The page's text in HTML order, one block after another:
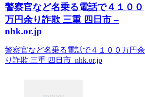
警察官など名乗る電話で４１００
万円余り詐欺 三重 四日市 –
nhk.or.jp
警察官など名乗る電話で４１００万円余
り詐欺 三重 四日市 nhk.or.jp